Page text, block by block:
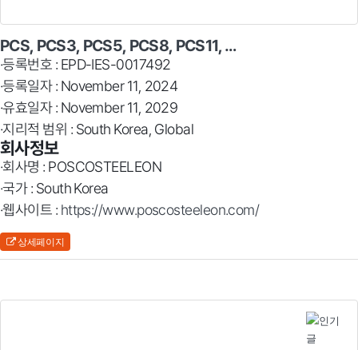
PCS, PCS3, PCS5, PCS8, PCS11, …
·등록번호 : EPD-IES-0017492
·등록일자 : November 11, 2024
·유효일자 : November 11, 2029
·지리적 범위 : South Korea, Global
회사정보
·회사명 : POSCOSTEELEON
·국가 : South Korea
·웹사이트 : https://www.poscosteeleon.com/
상세페이지